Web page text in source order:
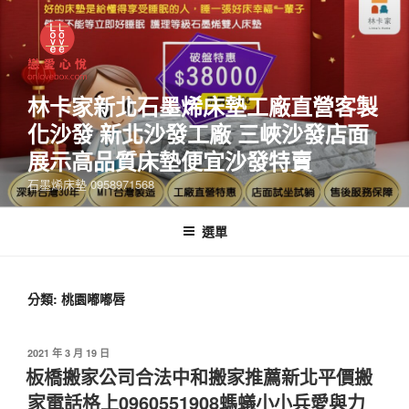
林卡家新北石墨烯床墊工廠直營客製
化沙發 新北沙發工廠 三峽沙發店面
展示高品質床墊便宜沙發特賣
石墨烯床墊 0958971568
選單
分類: 桃園嘟嘟唇
2021 年 3 月 19 日
板橋搬家公司合法中和搬家推薦新北平價搬
家電話格上0960551908螞蟻小小兵愛與力